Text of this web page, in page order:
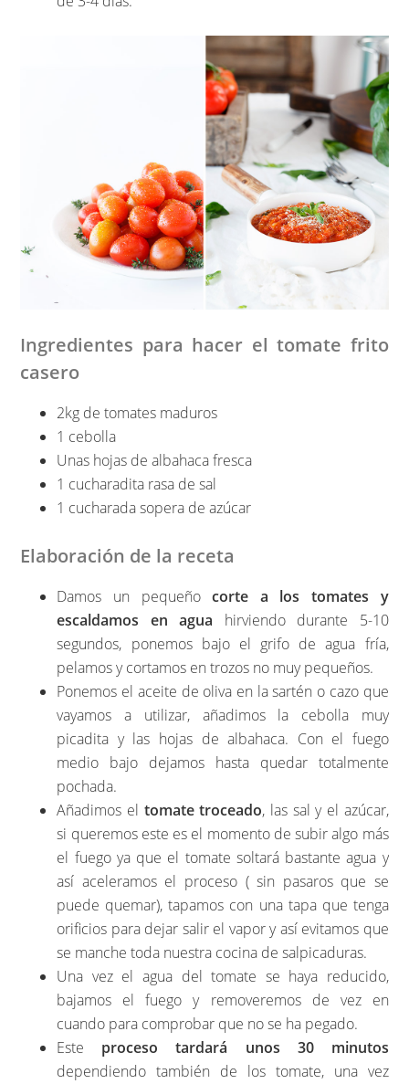
Ingredientes para hacer el tomate frito
casero
2kg de tomates maduros
1 cebolla
Unas hojas de albahaca fresca
1 cucharadita rasa de sal
1 cucharada sopera de azúcar
Elaboración de la receta
Damos un pequeñocorte a los tomates y
escaldamos en agua hirviendo durante 5-10
segundos, ponemos bajo el grifo de agua fría,
pelamos y cortamos en trozos no muy pequeños.
Ponemos el aceite de oliva en la sartén o cazo que
vayamos a utilizar, añadimos la cebolla muy
picadita y las hojas de albahaca. Con el fuego
medio bajo dejamos hasta quedar totalmente
pochada.
Añadimos el tomate troceado, las sal y el azúcar,
si queremos este es el momento de subir algo más
el fuego ya que el tomate soltará bastante agua y
así aceleramos el proceso ( sin pasaros que se
puede quemar), tapamos con una tapa que tenga
orificios para dejar salir el vapor y así evitamos que
se manche toda nuestra cocina de salpicaduras.
Una vez el agua del tomate se haya reducido,
bajamos el fuego y removeremos de vez en
cuando para comprobar que no se ha pegado.
Este proceso tardará unos 30 minutos
dependiendo también de los tomate, una vez